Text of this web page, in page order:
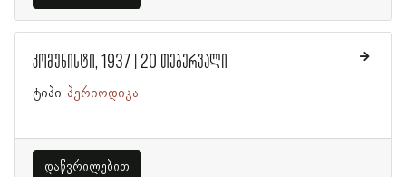
კომუნისტი, 1937 | 20 თებერვალი
ტიპი: პერიოდიკა
დაწვრილებით